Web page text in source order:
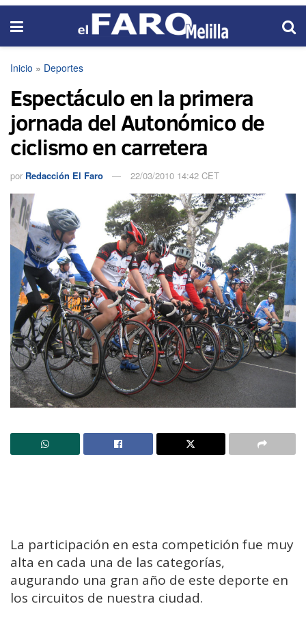
Inicio » Deportes
Espectáculo en la primera
jornada del Autonómico de
ciclismo en carretera
por Redacción El Faro 22/03/2010 14:42 CET
La participación en esta competición fue muy
alta en cada una de las categorías,
augurando una gran año de este deporte en
los circuitos de nuestra ciudad.